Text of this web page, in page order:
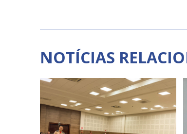
NOTÍCIAS